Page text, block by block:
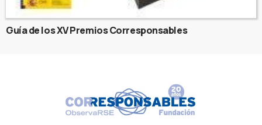
Guía de los XV Premios Corresponsables